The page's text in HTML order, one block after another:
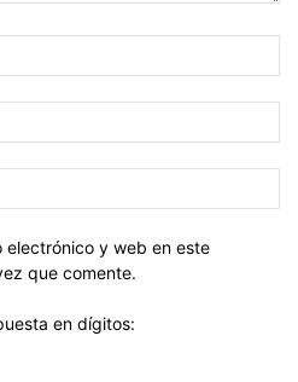
electrónico y web en este
que comente.
en dígitos: